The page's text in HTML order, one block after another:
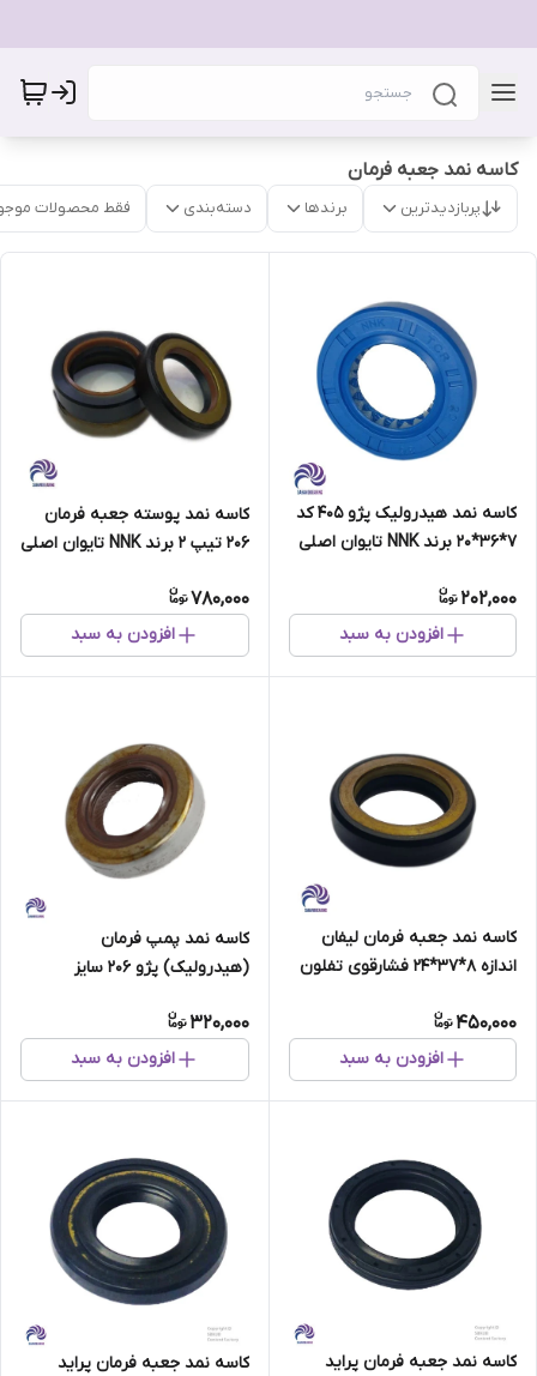
کاسه نمد جعبه فرمان
پربازدیدترین برندها دسته‌بندی فقط محصولات
کاسه نمد هیدرولیک پژو 405 کد
7*36*20 برند NNK تایوان اصلی
202,000
افزودن به سبد
کاسه نمد پوسته جعبه فرمان
206 تیپ 2 برند NNK تایوان اصلی
780,000
افزودن به سبد
کاسه نمد جعبه فرمان لیفان
اندازه 8*37*24 فشارقوی تفلون
450,000
افزودن به سبد
کاسه نمد پمپ فرمان
(هیدرولیک) پژو 206 سایز
320,000
افزودن به سبد
کاسه نمد جعبه فرمان پراید
کاسه نمد جعبه فرمان پراید